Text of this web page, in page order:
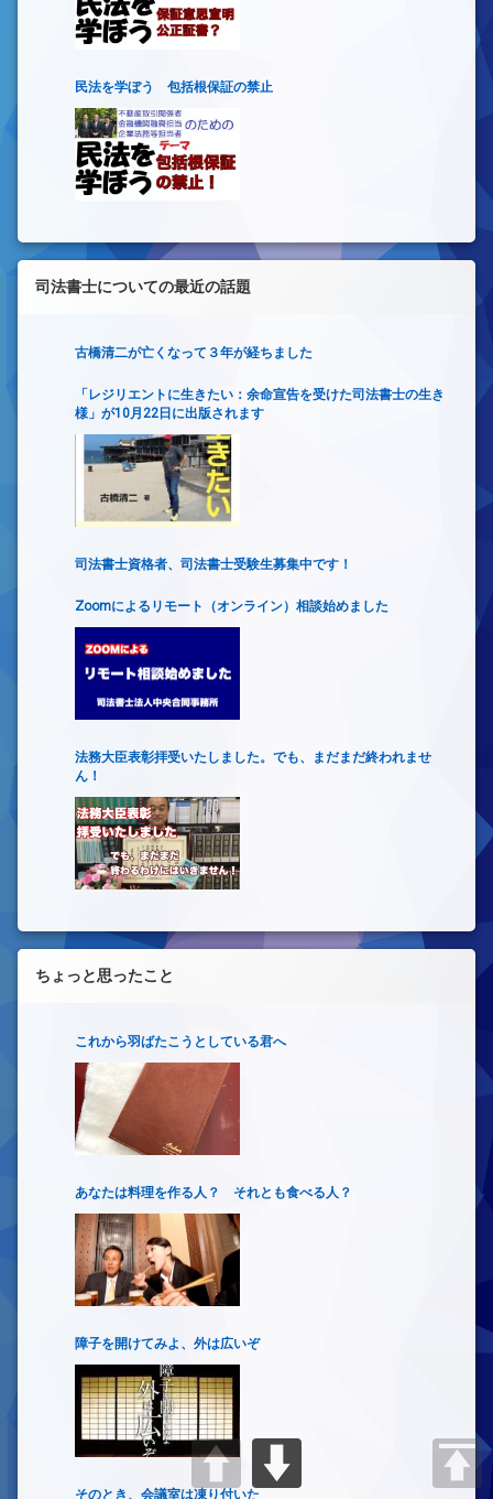
民法を学ぼう 包括根保証の禁止
司法書士についての最近の話題
古橋清二が亡くなって３年が経ちました
「レジリエントに生きたい：余命宣告を受けた司法書士の生き
様」が10月22日に出版されます
司法書士資格者、司法書士受験生募集中です！
Zoomによるリモート（オンライン）相談始めました
法務大臣表彰拝受いたしました。でも、まだまだ終われませ
ん！
ちょっと思ったこと
これから羽ばたこうとしている君へ
あなたは料理を作る人？ それとも食べる人？
障子を開けてみよ、外は広いぞ
そのとき、会議室は凍り付いた